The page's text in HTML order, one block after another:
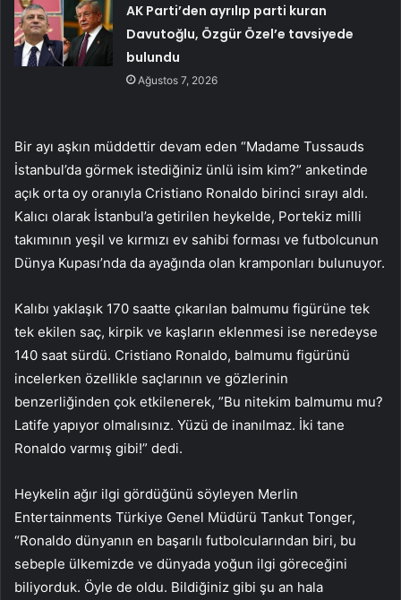
AK Parti’den ayrılıp parti kuran
Davutoğlu, Özgür Özel’e tavsiyede
bulundu
Ağustos 7, 2026
Bir ayı aşkın müddettir devam eden “Madame Tussauds
İstanbul’da görmek istediğiniz ünlü isim kim?” anketinde
açık orta oy oranıyla Cristiano Ronaldo birinci sırayı aldı.
Kalıcı olarak İstanbul’a getirilen heykelde, Portekiz milli
takımının yeşil ve kırmızı ev sahibi forması ve futbolcunun
Dünya Kupası’nda da ayağında olan kramponları bulunuyor.
Kalıbı yaklaşık 170 saatte çıkarılan balmumu figürüne tek
tek ekilen saç, kirpik ve kaşların eklenmesi ise neredeyse
140 saat sürdü. Cristiano Ronaldo, balmumu figürünü
incelerken özellikle saçlarının ve gözlerinin
benzerliğinden çok etkilenerek, ”Bu nitekim balmumu mu?
Latife yapıyor olmalısınız. Yüzü de inanılmaz. İki tane
Ronaldo varmış gibi!” dedi.
Heykelin ağır ilgi gördüğünü söyleyen Merlin
Entertainments Türkiye Genel Müdürü Tankut Tonger,
“Ronaldo dünyanın en başarılı futbolcularından biri, bu
sebeple ülkemizde ve dünyada yoğun ilgi göreceğini
biliyorduk. Öyle de oldu. Bildiğiniz gibi şu an hala